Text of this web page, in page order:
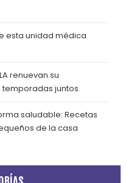
esta unidad médica
renuevan su
juntos
saludable: Recetas
de la casa